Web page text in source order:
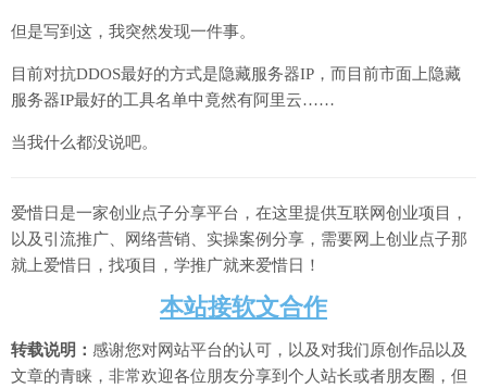
但是写到这，我突然发现一件事。
目前对抗DDOS最好的方式是隐藏服务器IP，而目前市面上隐藏
服务器IP最好的工具名单中竟然有阿里云……
当我什么都没说吧。
爱惜日是一家创业点子分享平台，在这里提供互联网创业项目，
以及引流推广、网络营销、实操案例分享，需要网上创业点子那
就上爱惜日，找项目，学推广就来爱惜日！
本站接软文合作
转载说明： 感谢您对网站平台的认可，以及对我们原创作品以及
文章的青睐，非常欢迎各位朋友分享到个人站长或者朋友圈，但